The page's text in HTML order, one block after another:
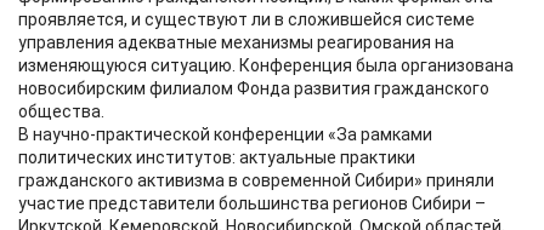
проявляется, и существуют ли в сложившейся системе
управления адекватные механизмы реагирования на
изменяющуюся ситуацию. Конференция была организована
новосибирским филиалом Фонда развития гражданского
общества.
В научно-практической конференции «За рамками
политических институтов: актуальные практики
гражданского активизма в современной Сибири» приняли
участие представители большинства регионов Сибири –